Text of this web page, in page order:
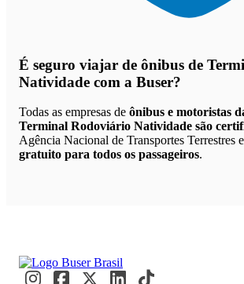
É seguro viajar de ônibus de
Natividade com a Buser?
Todas as empresas de ônibus e motoristas
Terminal Rodoviário Natividade são
Agência Nacional de Transportes Terrestres
gratuito para todos os passageiros.